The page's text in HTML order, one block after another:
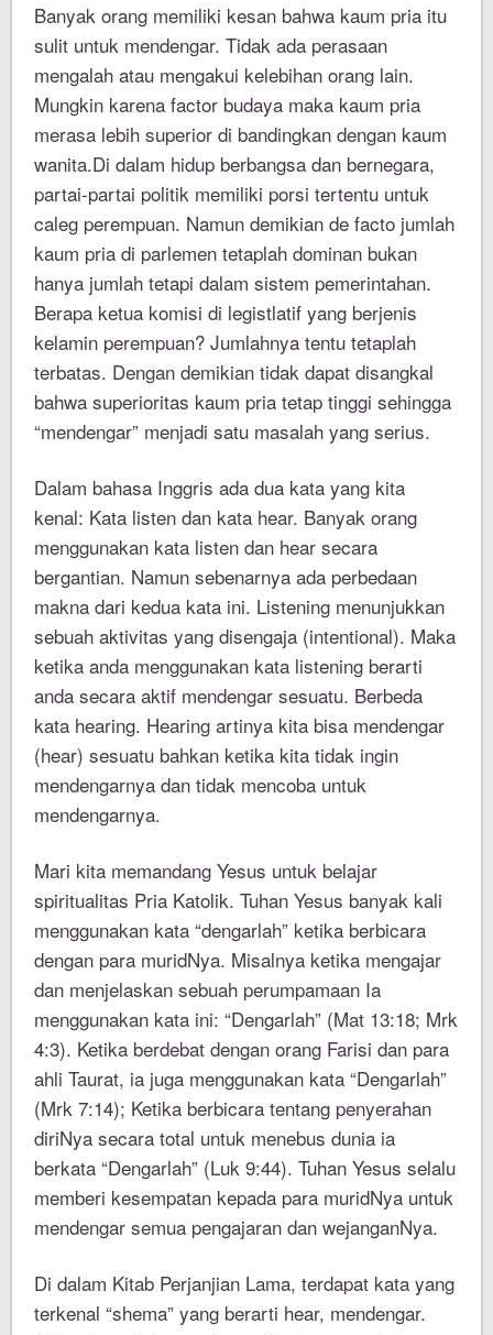
Banyak orang memiliki kesan bahwa kaum pria itu
sulit untuk mendengar. Tidak ada perasaan
mengalah atau mengakui kelebihan orang lain.
Mungkin karena factor budaya maka kaum pria
merasa lebih superior di bandingkan dengan kaum
wanita.Di dalam hidup berbangsa dan bernegara,
partai-partai politik memiliki porsi tertentu untuk
caleg perempuan. Namun demikian de facto jumlah
kaum pria di parlemen tetaplah dominan bukan
hanya jumlah tetapi dalam sistem pemerintahan.
Berapa ketua komisi di legistlatif yang berjenis
kelamin perempuan? Jumlahnya tentu tetaplah
terbatas. Dengan demikian tidak dapat disangkal
bahwa superioritas kaum pria tetap tinggi sehingga
“mendengar” menjadi satu masalah yang serius.
Dalam bahasa Inggris ada dua kata yang kita
kenal: Kata listen dan kata hear. Banyak orang
menggunakan kata listen dan hear secara
bergantian. Namun sebenarnya ada perbedaan
makna dari kedua kata ini. Listening menunjukkan
sebuah aktivitas yang disengaja (intentional). Maka
ketika anda menggunakan kata listening berarti
anda secara aktif mendengar sesuatu. Berbeda
kata hearing. Hearing artinya kita bisa mendengar
(hear) sesuatu bahkan ketika kita tidak ingin
mendengarnya dan tidak mencoba untuk
mendengarnya.
Mari kita memandang Yesus untuk belajar
spiritualitas Pria Katolik. Tuhan Yesus banyak kali
menggunakan kata “dengarlah” ketika berbicara
dengan para muridNya. Misalnya ketika mengajar
dan menjelaskan sebuah perumpamaan Ia
menggunakan kata ini: “Dengarlah” (Mat 13:18; Mrk
4:3). Ketika berdebat dengan orang Farisi dan para
ahli Taurat, ia juga menggunakan kata “Dengarlah”
(Mrk 7:14); Ketika berbicara tentang penyerahan
diriNya secara total untuk menebus dunia ia
berkata “Dengarlah” (Luk 9:44). Tuhan Yesus selalu
memberi kesempatan kepada para muridNya untuk
mendengar semua pengajaran dan wejanganNya.
Di dalam Kitab Perjanjian Lama, terdapat kata yang
terkenal “shema” yang berarti hear, mendengar.